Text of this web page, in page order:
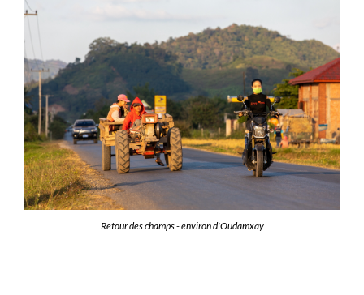
Retour des champs - environ d'Oudamxay